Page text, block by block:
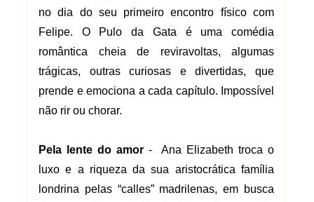
no dia do seu primeiro encontro físico com
Felipe. O Pulo da Gata é uma comédia
romântica cheia de reviravoltas, algumas
trágicas, outras curiosas e divertidas, que
prende e emociona a cada capítulo. Impossível
não rir ou chorar.
Pela lente do amor- Ana Elizabeth troca o
luxo e a riqueza da sua aristocrática família
londrina pelas “calles” madrilenas, em busca